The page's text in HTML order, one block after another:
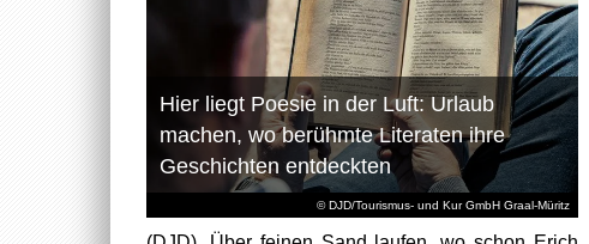
© DJD/Tourismus- und Kur GmbH Graal-Müritz
Hier liegt Poesie in der Luft: Urlaub
machen, wo berühmte Literaten ihre
Geschichten entdeckten